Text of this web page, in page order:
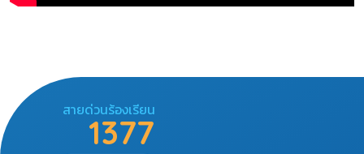
สายด่วนร้องเรียน
1377